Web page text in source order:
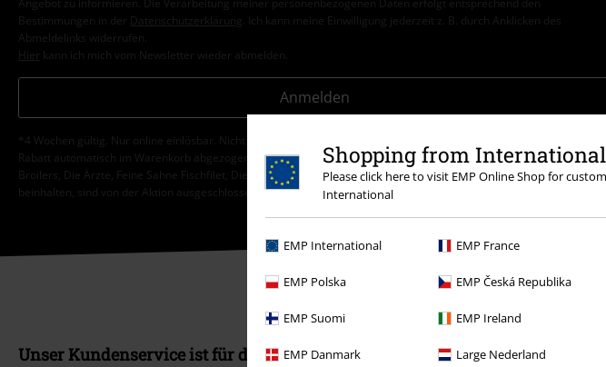
Shopping from International
Please click here to visit EMP Online Shop for
International
EMP International EMP France
EMP Polska EMP Česká Republika
EMP Suomi EMP Ireland
EMP Danmark Large Nederland
Angebot zu informieren. Die Verarbeitung meiner personenbezogenen Daten erfolgt entsprechend den
Bestimmungen in der
Datenschutzerklärung
. Ich kann meine Einwilligung jederzeit z. B. durch Anklicken des
Abmeldelinks widerrufen.
Hier kann ich mich vom Newsletter wieder abmelden.
Anmelden
*4 Wochen gültig. Nur online einlösbar. Nicht mit anderen Aktionen kombinierbar. Nach Codeeingabe wird dir der
Rabatt automatisch im Warenkorb abgezogen. Bücher, Medien, Tickets, Rammstein, (Till) Lindemann, Böhse Onkelz,
Broilers, Die Ärzte, Feine Sahne Fischfilet, Die Toten Hosen, Gutscheine & Artikel, die einen Spendenbeitrag
beinhalten, sind von der Aktion ausgeschlossen.
Unser Kundenservice ist für dich da